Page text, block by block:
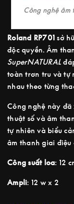
Công nghệ âm
Roland RP701 sở
độc quyền. Âm
SuperNATURAL
toàn trơn tru và tự
nhau theo từng
Công nghệ này
thuật số và âm
tự nhiên và biểu
âm thanh giai điệu
Công suất loa: 12
Ampli: 12 w x 2